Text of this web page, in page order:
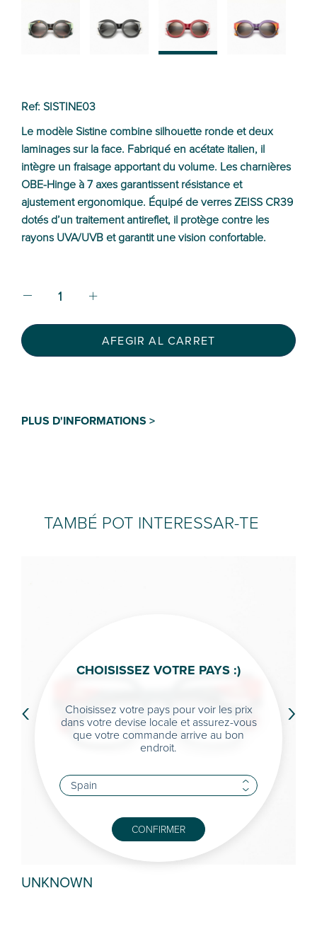
Ref: SISTINE03
Le modèle Sistine combine silhouette ronde et deux
laminages sur la face. Fabriqué en acétate italien, il
intègre un fraisage apportant du volume. Les charnières
OBE-Hinge à 7 axes garantissent résistance et
ajustement ergonomique. Équipé de verres ZEISS CR39
dotés d’un traitement antireflet, il protège contre les
rayons UVA/UVB et garantit une vision confortable.
AFEGIR AL CARRET
PLUS D'INFORMATIONS >
TAMBÉ POT INTERESSAR-TE
UNKNOWN
‹ ›
CHOISISSEZ VOTRE PAYS :)
Choisissez votre pays pour voir les prix
dans votre devise locale et assurez-vous
que votre commande arrive au bon
endroit.
CONFIRMER